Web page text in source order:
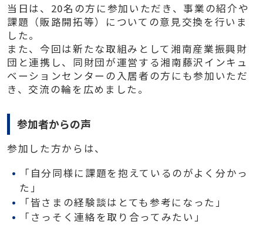
当日は、20名の方に参加いただき、事業の紹介や
課題（販路開拓等）についての意見交換を行いま
した。
また、今回は新たな取組みとして湘南産業振興財
団と連携し、同財団が運営する湘南藤沢インキュ
ベーションセンターの入居者の方にも参加いただ
き、交流の輪を広めました。
参加者からの声
参加した方からは、
「自分同様に課題を抱えているのがよく分かっ
た」
「皆さまの経験談はとても参考になった」
「さっそく連絡を取り合ってみたい」